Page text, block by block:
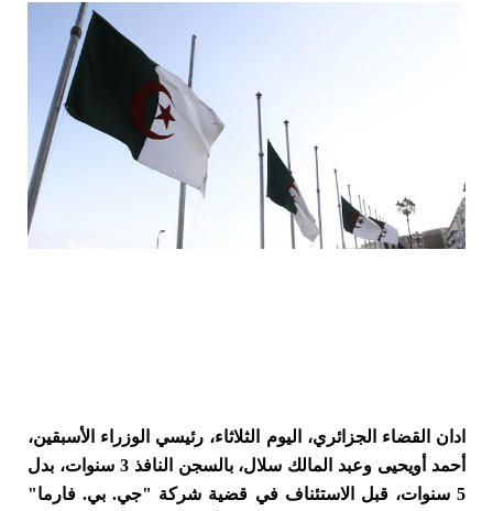
ادان القضاء الجزائري، اليوم الثلاثاء، رئيسي الوزراء الأسبقين،
أحمد أويحيى وعبد المالك سلال، بالسجن النافذ 3 سنوات، بدل
5 سنوات، قبل الاستئناف في قضية شركة "جي. بي. فارما"